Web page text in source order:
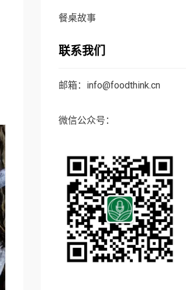
餐桌故事
联系我们
邮箱：info@foodthink.cn
微信公众号：